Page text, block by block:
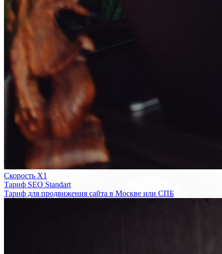
Скорость Х1
Тариф SEO Standart
Тариф для продвижения сайта в Москве или СПБ